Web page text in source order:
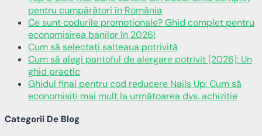
pentru cumpărători în România
Ce sunt codurile promoționale? Ghid complet pentru
economisirea banilor în 2026!
Cum să selectați salteaua potrivită
Cum să alegi pantoful de alergare potrivit [2026]: Un
ghid practic
Ghidul final pentru cod reducere Nails Up: Cum să
economisiți mai mult la următoarea dvs. achiziție
Categorii De Blog